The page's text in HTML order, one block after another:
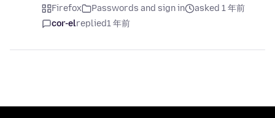
Firefox Passwords and sign in
asked 1 年前
cor-elreplied1 年前